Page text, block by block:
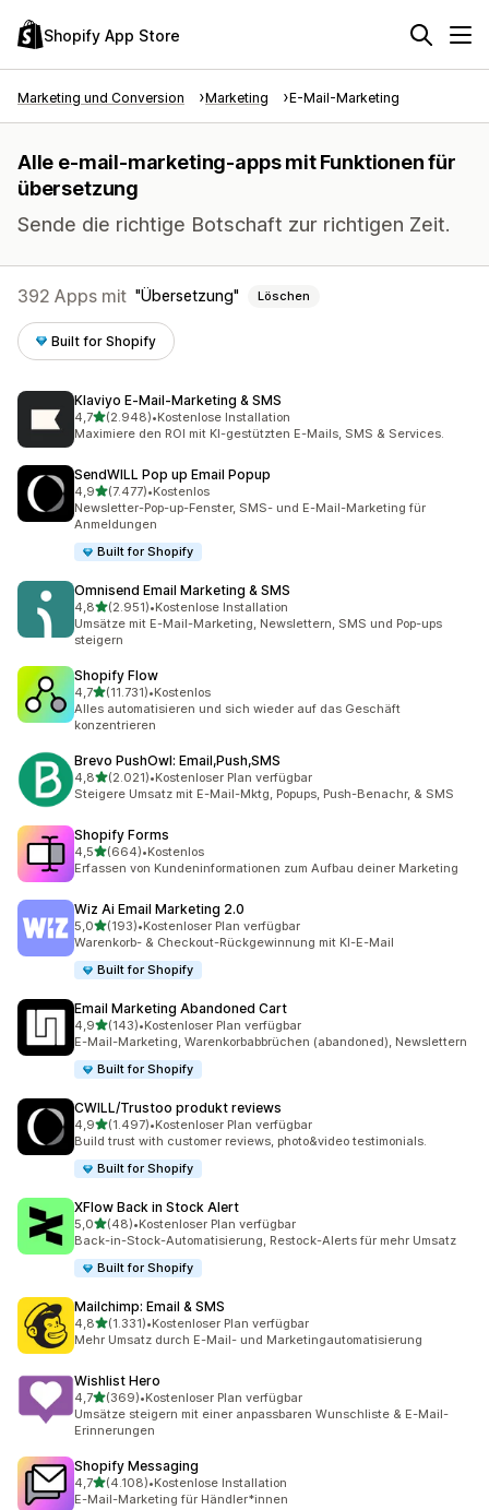
Shopify App Store
Marketing und Conversion Marketing E-Mail-Marketing
Alle e-mail-marketing-apps mit Funktionen für
übersetzung
Sende die richtige Botschaft zur richtigen Zeit.
392 Apps mit Übersetzung Löschen
Built for Shopify
Klaviyo E‑Mail‑Marketing & SMS
4,7von 5 Sternen
(2.948)
2948 Rezensionen insgesamt
•Kostenlose Installation
Maximiere den ROI mit KI-gestützten E-Mails, SMS & Services.
SendWILL Pop up Email Popup
4,9von 5 Sternen
(7.477)
7477 Rezensionen insgesamt
•Kostenlos
Newsletter-Pop-up-Fenster, SMS- und E-Mail-Marketing für
Anmeldungen
Built for Shopify
Omnisend Email Marketing & SMS
4,8von 5 Sternen
(2.951)
2951 Rezensionen insgesamt
•Kostenlose Installation
Umsätze mit E-Mail-Marketing, Newslettern, SMS und Pop-ups
steigern
Shopify Flow
4,7von 5 Sternen
(11.731)
11731 Rezensionen insgesamt
•Kostenlos
Alles automatisieren und sich wieder auf das Geschäft
konzentrieren
Brevo PushOwl: Email,Push,SMS
4,8von 5 Sternen
(2.021)
2021 Rezensionen insgesamt
•Kostenloser Plan verfügbar
Steigere Umsatz mit E-Mail-Mktg, Popups, Push-Benachr, & SMS
Shopify Forms
4,5von 5 Sternen
(664)
664 Rezensionen insgesamt
•Kostenlos
Erfassen von Kundeninformationen zum Aufbau deiner Marketing
Wiz Ai Email Marketing 2.0
5,0von 5 Sternen
(193)
193 Rezensionen insgesamt
•Kostenloser Plan verfügbar
Warenkorb- & Checkout-Rückgewinnung mit KI-E-Mail
Built for Shopify
Email Marketing Abandoned Cart
4,9von 5 Sternen
(143)
143 Rezensionen insgesamt
•Kostenloser Plan verfügbar
E-Mail-Marketing, Warenkorbabbrüchen (abandoned), Newslettern
Built for Shopify
CWILL/Trustoo produkt reviews
4,9von 5 Sternen
(1.497)
1497 Rezensionen insgesamt
•Kostenloser Plan verfügbar
Build trust with customer reviews, photo&video testimonials.
Built for Shopify
XFlow Back in Stock Alert
5,0von 5 Sternen
(48)
48 Rezensionen insgesamt
•Kostenloser Plan verfügbar
Back-in-Stock-Automatisierung, Restock-Alerts für mehr Umsatz
Built for Shopify
Mailchimp: Email & SMS
4,8von 5 Sternen
(1.331)
1331 Rezensionen insgesamt
•Kostenloser Plan verfügbar
Mehr Umsatz durch E-Mail- und Marketingautomatisierung
Wishlist Hero
4,7von 5 Sternen
(369)
369 Rezensionen insgesamt
•Kostenloser Plan verfügbar
Umsätze steigern mit einer anpassbaren Wunschliste & E-Mail-
Erinnerungen
Shopify Messaging
4,7von 5 Sternen
(4.108)
4108 Rezensionen insgesamt
•Kostenlose Installation
E-Mail-Marketing für Händler*innen